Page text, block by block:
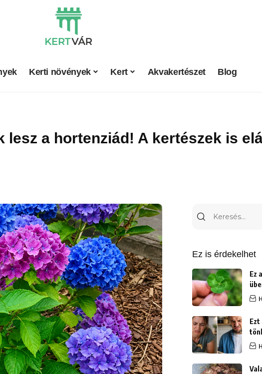
Kerti növények Kert Akvakertészet Blog
a hortenziád! A kertészek is
Ez is érdekelhet
Ez
Ezt